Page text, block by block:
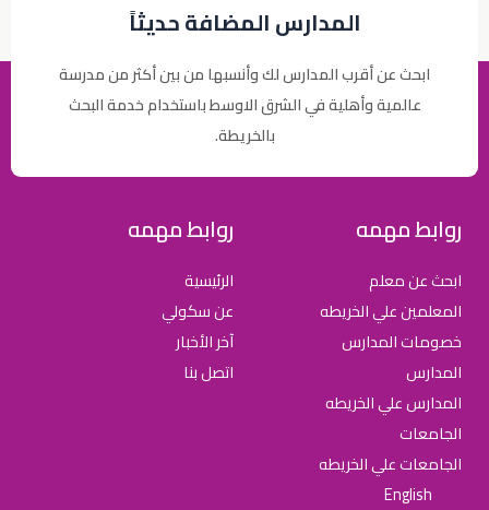
المدارس المضافة حديثاً
ابحث عن أقرب المدارس لك وأنسبها من بين أكثر من مدرسة
عالمية وأهلية في الشرق الاوسط باستخدام خدمة البحث
بالخريطة.
روابط مهمه
ابحث عن معلم
المعلمين علي الخريطه
خصومات المدارس
المدارس
المدارس علي الخريطه
الجامعات
الجامعات علي الخريطه
English
روابط مهمه
الرئيسية
عن سكولي
آخر الأخبار
اتصل بنا